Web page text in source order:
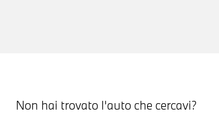
Non hai trovato l'auto che cercavi?